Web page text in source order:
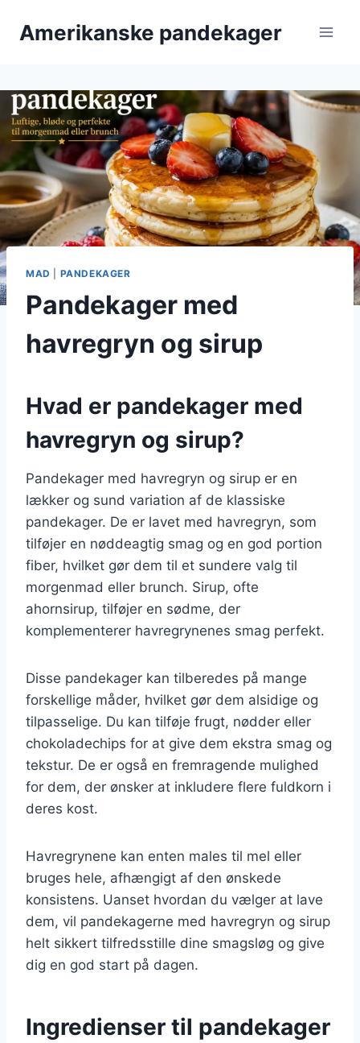
Amerikanske pandekager
MAD PANDEKAGER
Pandekager med
havregryn og sirup
Hvad er pandekager med
havregryn og sirup?
Pandekager med havregryn og sirup er en
lækker og sund variation af de klassiske
pandekager. De er lavet med havregryn, som
tilføjer en nøddeagtig smag og en god portion
fiber, hvilket gør dem til et sundere valg til
morgenmad eller brunch. Sirup, ofte
ahornsirup, tilføjer en sødme, der
komplementerer havregrynenes smag perfekt.
Disse pandekager kan tilberedes på mange
forskellige måder, hvilket gør dem alsidige og
tilpasselige. Du kan tilføje frugt, nødder eller
chokoladechips for at give dem ekstra smag og
tekstur. De er også en fremragende mulighed
for dem, der ønsker at inkludere flere fuldkorn i
deres kost.
Havregrynene kan enten males til mel eller
bruges hele, afhængigt af den ønskede
konsistens. Uanset hvordan du vælger at lave
dem, vil pandekagerne med havregryn og sirup
helt sikkert tilfredsstille dine smagsløg og give
dig en god start på dagen.
Ingredienser til pandekager